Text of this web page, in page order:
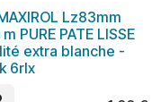
Lz83mm
PURE PATE LISSE
extra blanche -
6rlx